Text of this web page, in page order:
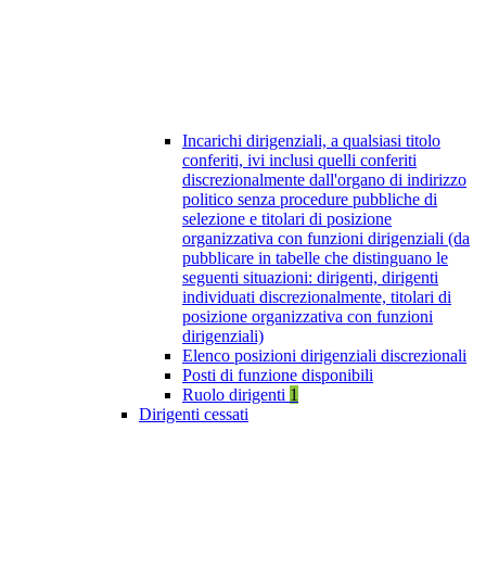
Incarichi dirigenziali, a qualsiasi titolo
conferiti, ivi inclusi quelli conferiti
discrezionalmente dall'organo di indirizzo
politico senza procedure pubbliche di
selezione e titolari di posizione
organizzativa con funzioni dirigenziali (da
pubblicare in tabelle che distinguano le
seguenti situazioni: dirigenti, dirigenti
individuati discrezionalmente, titolari di
posizione organizzativa con funzioni
dirigenziali)
Elenco posizioni dirigenziali discrezionali
Posti di funzione disponibili
Ruolo dirigenti 1
Dirigenti cessati